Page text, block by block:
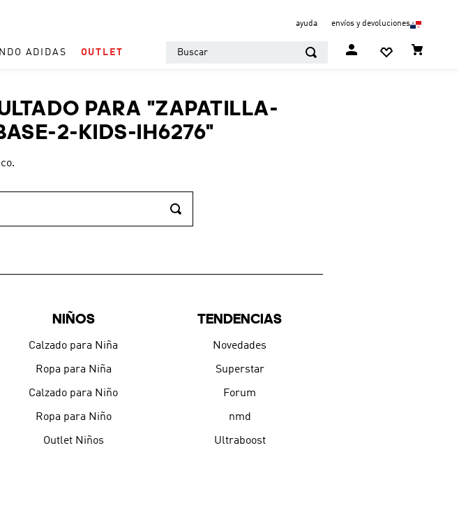
ayuda envíos y devoluciones
ADIDAS OUTLET Buscar
PARA "ZAPATILLA-
2-KIDS-IH6276"
NIÑOS
Calzado para Niña
Ropa para Niña
Calzado para Niño
Ropa para Niño
Outlet Niños
TENDENCIAS
Novedades
Superstar
Forum
nmd
Ultraboost
BUSCADOS